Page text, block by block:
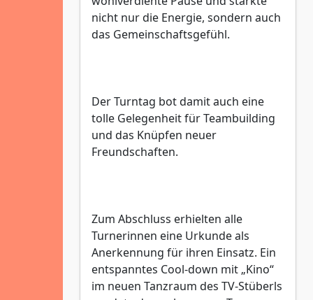
nicht nur die Energie, sondern auch
das Gemeinschaftsgefühl.
Der Turntag bot damit auch eine
tolle Gelegenheit für Teambuilding
und das Knüpfen neuer
Freundschaften.
Zum Abschluss erhielten alle
Turnerinnen eine Urkunde als
Anerkennung für ihren Einsatz. Ein
entspanntes Cool-down mit „Kino“
im neuen Tanzraum des TV-Stüberls